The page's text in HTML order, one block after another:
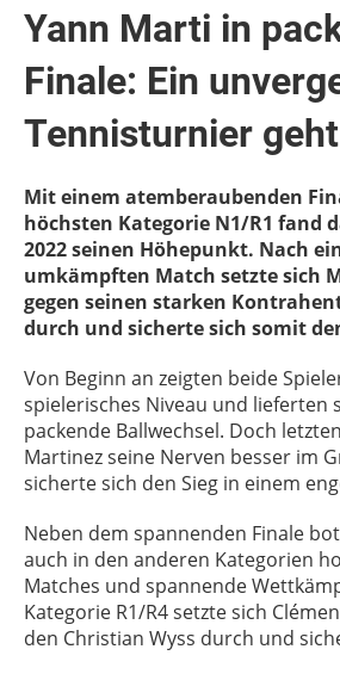
Yann Marti in
Finale: Ein
Tennisturnier
Mit einem atemberaubenden
höchsten Kategorie N1/R1 fand
2022 seinen Höhepunkt. Nach
umkämpften Match setzte sich
gegen seinen starken
durch und sicherte sich somit
Von Beginn an zeigten beide
spielerisches Niveau und lieferten
packende Ballwechsel. Doch
Martinez seine Nerven besser im
sicherte sich den Sieg in einem
Neben dem spannenden Finale
auch in den anderen Kategorien
Matches und spannende
Kategorie R1/R4 setzte sich
den Christian Wyss durch und